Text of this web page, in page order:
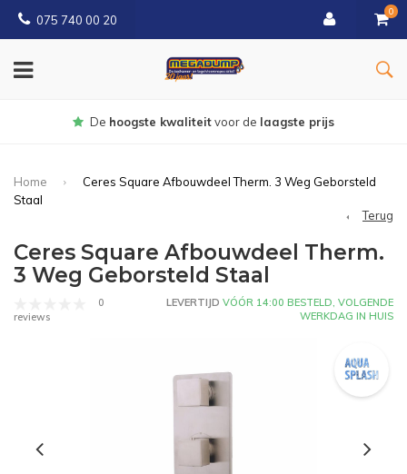
075 740 00 20
0
hoogste kwaliteitvoor delaagste prijs
Home
Ceres Square Afbouwdeel Therm. 3 Weg Geborsteld
Staal
Terug
Ceres Square Afbouwdeel Therm.
3 Weg Geborsteld Staal
0
reviews
LEVERTIJD VÓÓR 14:00 BESTELD, VOLGENDE
WERKDAG IN HUIS